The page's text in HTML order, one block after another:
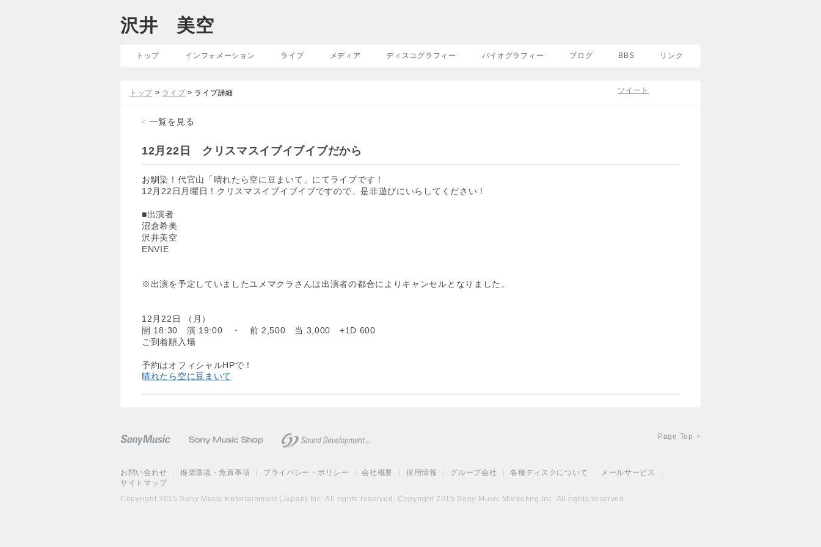
沢井 美空
トップ インフォメーション ライブ メディア ディスコグラフィー バイオグラフィー ブログ BBS リンク
トップ > ライブ > ライブ詳細 ツイート
< 一覧を見る
12月22日 クリスマスイブイブイブだから
お馴染！代官山「晴れたら空に豆まいて」にてライブです！
12月22日月曜日！クリスマスイブイブイブですので、是非遊びにいらしてください！
■出演者
沼倉希美
沢井美空
ENVIE
※出演を予定していましたユメマクラさんは出演者の都合によりキャンセルとなりました。
12月22日 （月）
開 18:30 演 19:00 ・ 前 2,500 当 3,000 +1D 600
ご到着順入場
予約はオフィシャルHPで！
晴れたら空に豆まいて
Page Top ^
お問い合わせ 推奨環境・免責事項 プライバシー・ポリシー 会社概要 採用情報 グループ会社 各種ディスクについて メールサービス
サイトマップ
Copyright 2015 Sony Music Entertainment (Japan) Inc. All rights reserved. Copyright 2015 Sony Music Marketing Inc. All rights reserved.